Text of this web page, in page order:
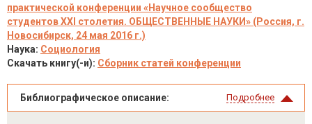
практической конференции «Научное сообщество
студентов XXI столетия. ОБЩЕСТВЕННЫЕ НАУКИ» (Россия, г.
Новосибирск, 24 мая 2016 г.)
Наука: Социология
Скачать книгу(-и): Сборник статей конференции
Библиографическое описание: Подробнее